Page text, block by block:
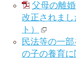
父母の離
改正されま
ト）
民法等の一
の子の養育